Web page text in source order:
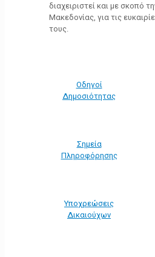
διαχειριστεί και με σκοπό
Μακεδονίας, για τις
τους.
Οδηγοί
Δημοσιότητας
Σημεία
Πληροφόρησης
Υποχρεώσεις
Δικαιούχων